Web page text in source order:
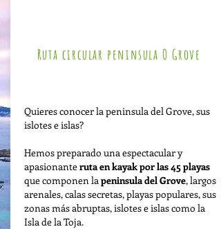
Ruta circular peninsula O Grove
Quieres conocer la peninsula del Grove, sus
islotes e islas?
Hemos preparado una espectacular y
apasionanteruta en kayak por las 45 playas
que componen lapeninsula del Grove, largos
arenales, calas secretas, playas populares, sus
zonas más abruptas, islotes e islas como la
Isla de la Toja.